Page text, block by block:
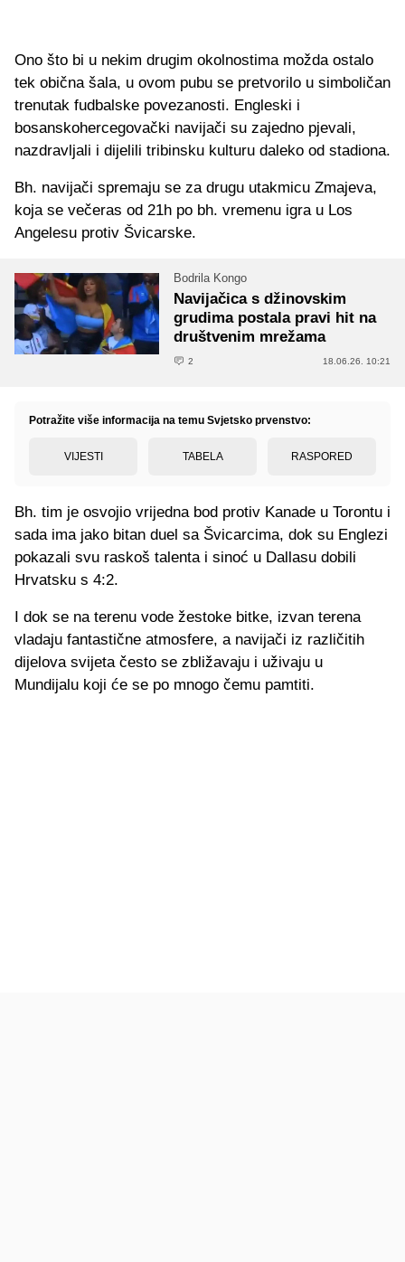
Ono što bi u nekim drugim okolnostima možda ostalo
tek obična šala, u ovom pubu se pretvorilo u simboličan
trenutak fudbalske povezanosti. Engleski i
bosanskohercegovački navijači su zajedno pjevali,
nazdravljali i dijelili tribinsku kulturu daleko od stadiona.
Bh. navijači spremaju se za drugu utakmicu Zmajeva,
koja se večeras od 21h po bh. vremenu igra u Los
Angelesu protiv Švicarske.
Bodrila Kongo
Navijačica s džinovskim
grudima postala pravi hit na
društvenim mrežama
2 18.06.26. 10:21
Potražite više informacija na temu Svjetsko prvenstvo:
VIJESTI TABELA RASPORED
Bh. tim je osvojio vrijedna bod protiv Kanade u Torontu i
sada ima jako bitan duel sa Švicarcima, dok su Englezi
pokazali svu raskoš talenta i sinoć u Dallasu dobili
Hrvatsku s 4:2.
I dok se na terenu vode žestoke bitke, izvan terena
vladaju fantastične atmosfere, a navijači iz različitih
dijelova svijeta često se zbližavaju i uživaju u
Mundijalu koji će se po mnogo čemu pamtiti.